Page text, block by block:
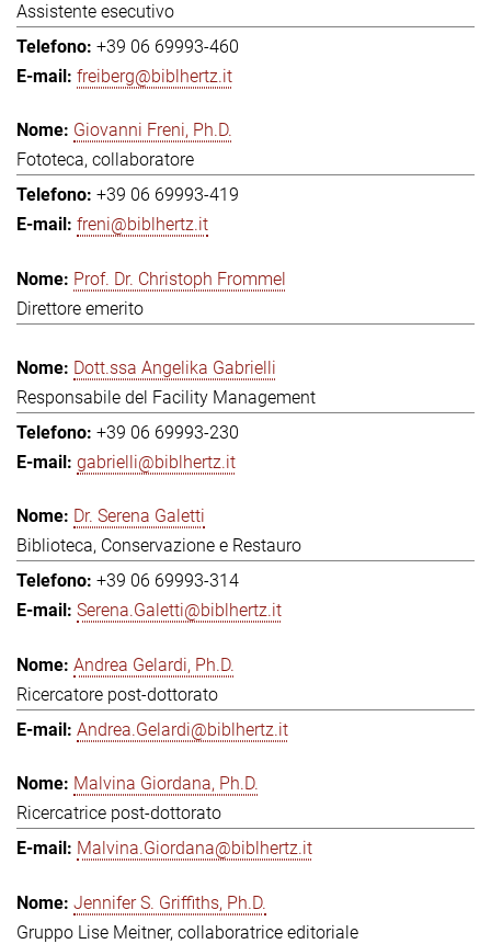
Assistente esecutivo
+39 06 69993-460
freiberg@biblhertz.it
Giovanni Freni, Ph.D.
Fototeca, collaboratore
+39 06 69993-419
freni@biblhertz.it
Prof. Dr. Christoph Frommel
Direttore emerito
Dott.ssa Angelika Gabrielli
Responsabile del Facility Management
+39 06 69993-230
gabrielli@biblhertz.it
Dr. Serena Galetti
Biblioteca, Conservazione e Restauro
+39 06 69993-314
Serena.Galetti@biblhertz.it
Andrea Gelardi, Ph.D.
Ricercatore post-dottorato
Andrea.Gelardi@biblhertz.it
Malvina Giordana, Ph.D.
Ricercatrice post-dottorato
Malvina.Giordana@biblhertz.it
Jennifer S. Griffiths, Ph.D.
Gruppo Lise Meitner, collaboratrice editoriale